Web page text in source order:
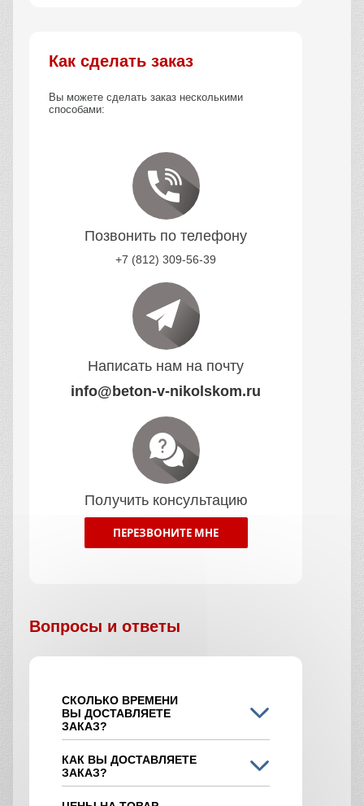
Как сделать заказ
Вы можете сделать заказ несколькими
способами:
Позвонить по телефону
+7 (812) 309-56-39
Написать нам на почту
info@beton-v-nikolskom.ru
Получить консультацию
ПЕРЕЗВОНИТЕ МНЕ
Вопросы и ответы
СКОЛЬКО ВРЕМЕНИ
ВЫ ДОСТАВЛЯЕТЕ
ЗАКАЗ?
КАК ВЫ ДОСТАВЛЯЕТЕ
ЗАКАЗ?